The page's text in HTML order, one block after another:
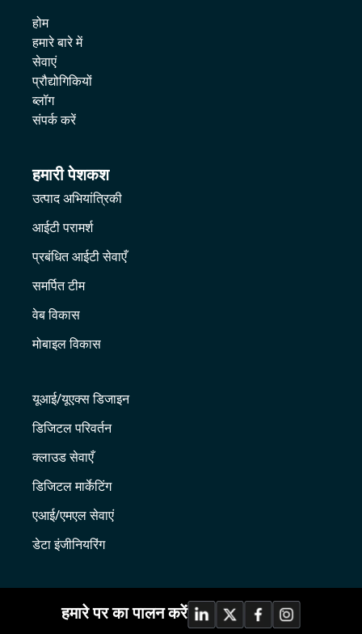
होम
हमारे बारे में
सेवाएं
प्रौद्योगिकियों
ब्लॉग
संपर्क करें
हमारी पेशकश
उत्पाद अभियांत्रिकी
आईटी परामर्श
प्रबंधित आईटी सेवाएँ
समर्पित टीम
वेब विकास
मोबाइल विकास
यूआई/यूएक्स डिजाइन
डिजिटल परिवर्तन
क्लाउड सेवाएँ
डिजिटल मार्केटिंग
एआई/एमएल सेवाएं
डेटा इंजीनियरिंग
हमारे पर का पालन करें